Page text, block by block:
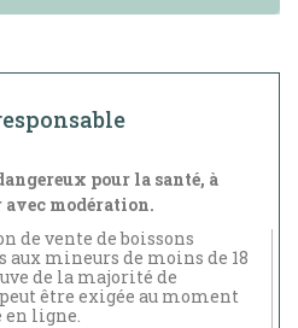
pour la santé, à
avec modération.
de vente de boissons
aux mineurs de moins de 18
de la majorité de
être exigée au moment
en ligne.